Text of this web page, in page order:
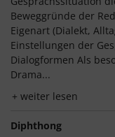
Beweggründe der
Eigenart (Dialekt,
Einstellungen der
Dialogformen Als
Drama...
weiter lesen
Diphthong